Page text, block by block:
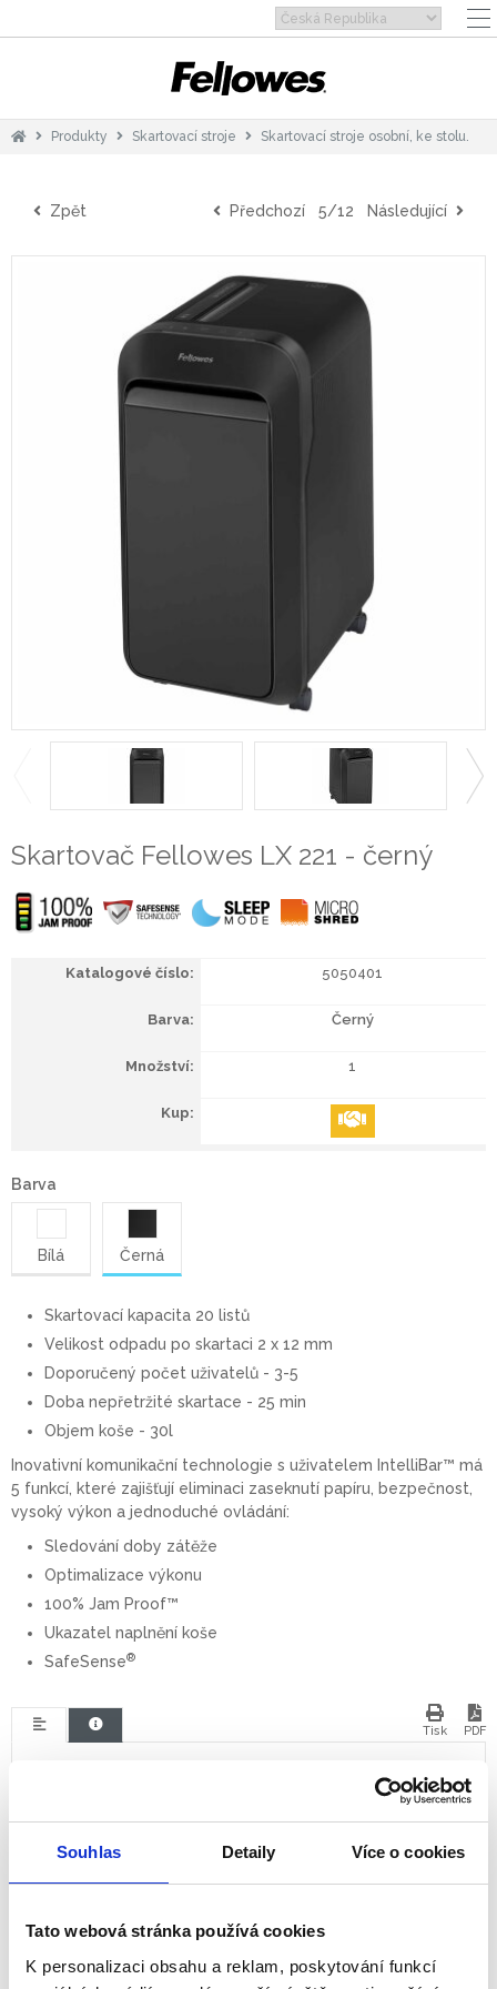
Souhlas Detaily Více o cookies
Tato webová stránka používá cookies
K personalizaci obsahu a reklam, poskytování funkcí
Produkty Skartovací stroje Skartovací stroje osobní, ke stolu.
Zpět Předchozí 5/12 Následující
Skartovač Fellowes LX 221 - černý
5050401
Černý
1
Barva
Bílá Černá
Skartovací kapacita 20 listů
Velikost odpadu po skartaci 2 x 12 mm
Doporučený počet uživatelů - 3-5
Doba nepřetržité skartace - 25 min
Objem koše - 30l
Inovativní komunikační technologie s uživatelem IntelliBar™ má
5 funkcí, které zajišťují eliminaci zaseknutí papíru, bezpečnost,
vysoký výkon a jednoduché ovládání:
Sledování doby zátěže
Optimalizace výkonu
100% Jam Proof™
Ukazatel naplnění koše
SafeSense®
Tisk PDF
Skartovací kapacita listů
současně(A4/70 g)
Rozměr řezu v mm 2 x 12
Bezpečnostní stupeň DIN
dokumenty